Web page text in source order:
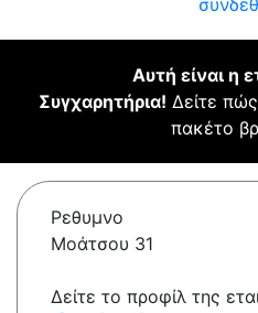
Αυτή είναι η
Συγχαρητήρια! Δείτε
πακέτο
Ρεθυμνο
Μοάτσου 31
Δείτε το προφίλ της